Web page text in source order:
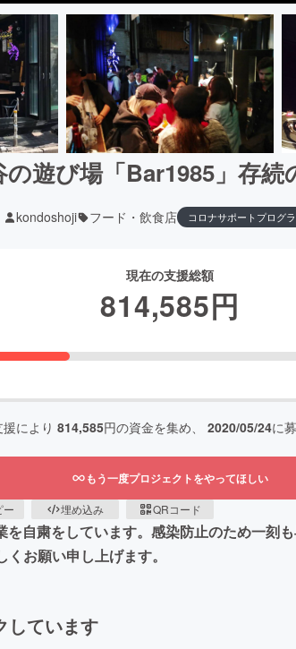
の遊び場「Bar1985」存続
kondoshoji フード・飲食店 コロナサポートプログ
現在の支援総額
814,585円
により 814,585円の資金を集め、 2020/05/24に
もう一度プロジェクトをやってほしい
ー 埋め込み QRコード
自粛をしています。感染防止のため一刻
お願い申し上げます。
しています